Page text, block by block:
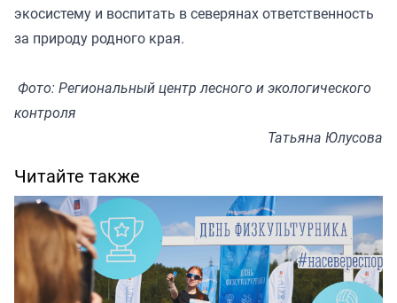
экосистему и воспитать в северянах ответственность
за природу родного края.
Фото: Региональный центр лесного и экологического
контроля
Татьяна Юлусова
Читайте также